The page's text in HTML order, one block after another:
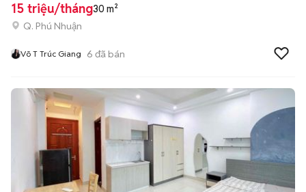
15 triệu/tháng30 m²
Q. Phú Nhuận
Võ T Trúc Giang 6 đã bán